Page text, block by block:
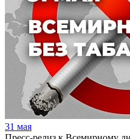
31 мая